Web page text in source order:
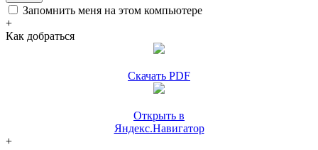
Запомнить меня на этом компьютере
+
Как добраться
Скачать PDF
Открыть в
Яндекс.Навигатор
+